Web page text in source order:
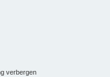
verbergen